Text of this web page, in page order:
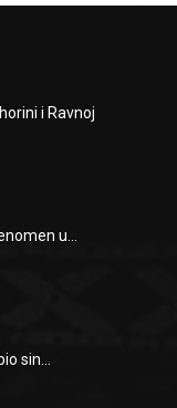
i Ravnoj
u...
sin...